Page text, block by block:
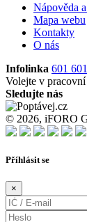
Nápověda
Mapa webu
Kontakty
O nás
Infolinka 601
Volejte v
Sledujte nás
© 2026, iFORO
Příhlásit se
×